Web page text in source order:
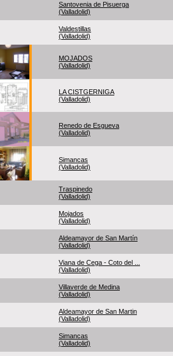
Santovenia de Pisuerga
(Valladolid)
Valdestillas
(Valladolid)
MOJADOS
(Valladolid)
LA CISTGERNIGA
(Valladolid)
Renedo de Esgueva
(Valladolid)
Simancas
(Valladolid)
Traspinedo
(Valladolid)
Mojados
(Valladolid)
Aldeamayor de San Martín
(Valladolid)
Viana de Cega - Coto del ...
(Valladolid)
Villaverde de Medina
(Valladolid)
Aldeamayor de San Martin
(Valladolid)
Simancas
(Valladolid)